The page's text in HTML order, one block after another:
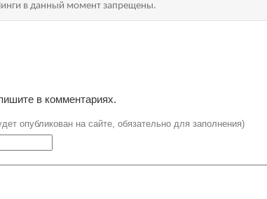
в данный момент запрещены.
в комментариях.
опубликован на сайте, обязательно для заполнения)